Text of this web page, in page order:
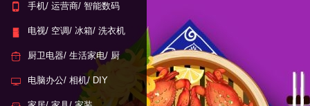
手机/ 运营商/ 智能数码
电视/ 空调/ 冰箱/ 洗衣机
厨卫电器/ 生活家电/ 厨
电脑办公/ 相机/ DIY